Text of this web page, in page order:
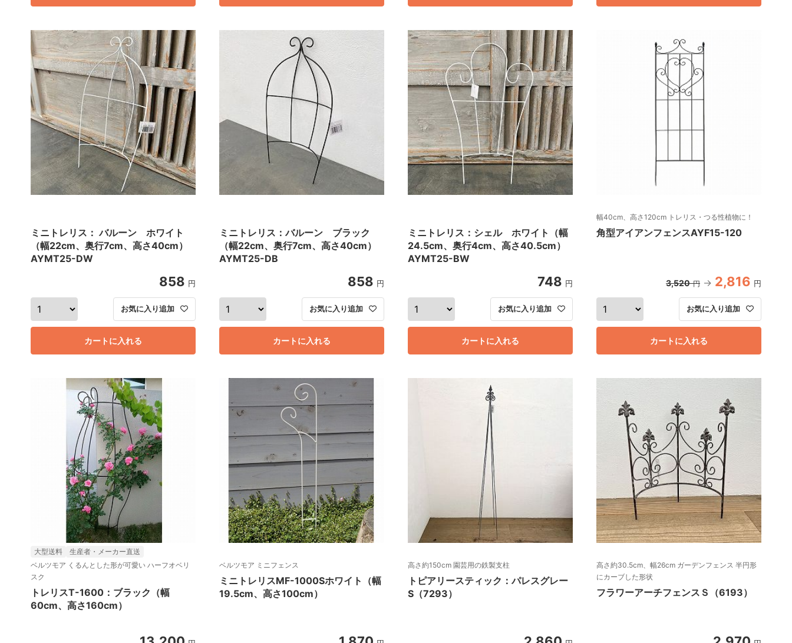
ミニトレリス： バルーン ホワイト
（幅22cm、奥行7cm、高さ40cm）
AYMT25-DW
858 円
カートに入れる
お気に入り追加
ミニトレリス：バルーン ブラック
（幅22cm、奥行7cm、高さ40cm）
AYMT25-DB
858 円
カートに入れる
お気に入り追加
ミニトレリス：シェル ホワイト（幅
24.5cm、奥行4cm、高さ40.5cm）
AYMT25-BW
748 円
カートに入れる
お気に入り追加
幅40cm、高さ120cm トレリス・つる性植物に！
角型アイアンフェンスAYF15-120
3,520 円 2,816 円
カートに入れる
お気に入り追加
大型送料
生産者・メーカー直送
ベルツモア くるんとした形が可愛い ハーフオベリ
スク
トレリスT-1600：ブラック（幅
60cm、高さ160cm）
ベルツモア ミニフェンス
ミニトレリスMF-1000Sホワイト（幅
19.5cm、高さ100cm）
高さ約150cm 園芸用の鉄製支柱
トピアリースティック：パレスグレー
S（7293）
高さ約30.5cm、幅26cm ガーデンフェンス 半円形
にカーブした形状
フラワーアーチフェンスＳ（6193）